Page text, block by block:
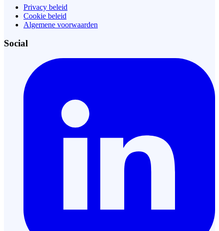
Privacy beleid
Cookie beleid
Algemene voorwaarden
Social